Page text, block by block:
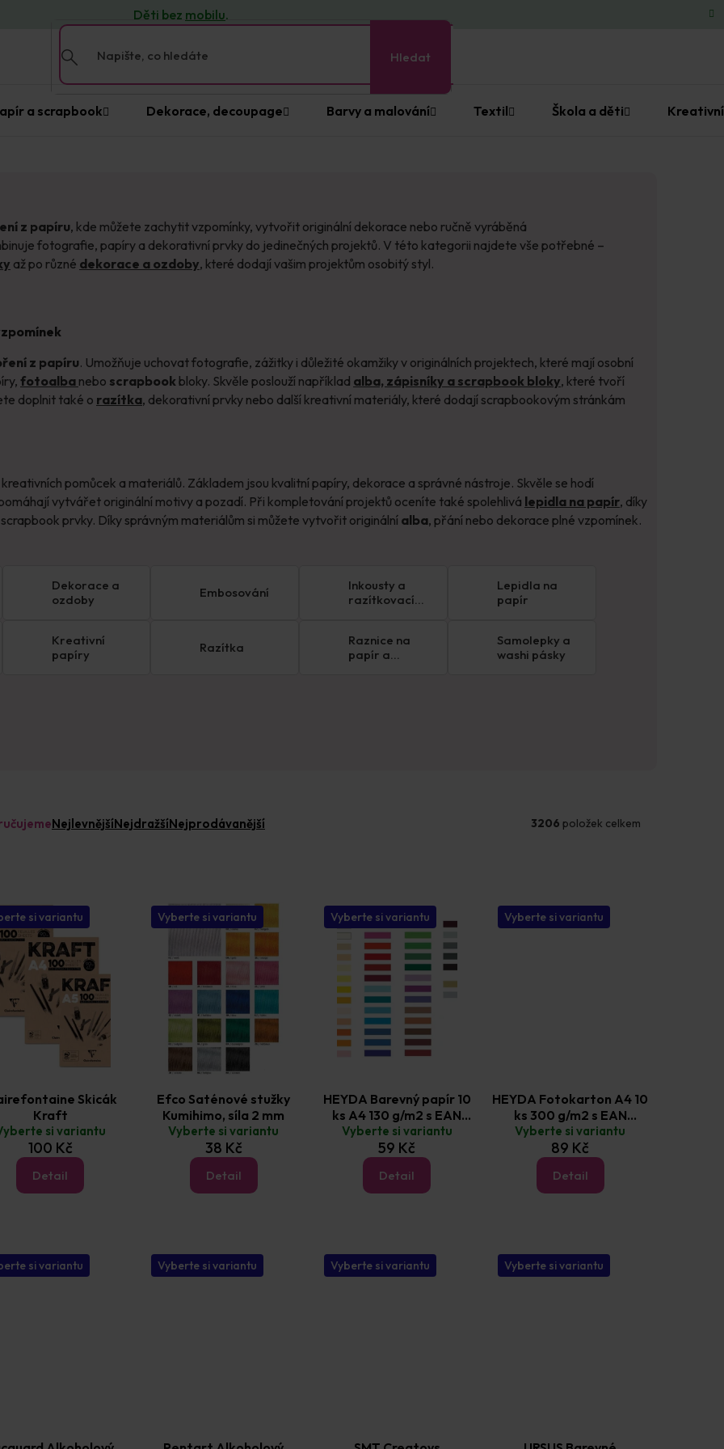
Děti bez mobilu.
Hledat
a scrapbook Dekorace, decoupage Barvy a malování Textil Škola a děti
z papíru, kde můžete zachytit vzpomínky, vytvořit originální dekorace nebo ručně vyráběná
fotografie, papíry a dekorativní prvky do jedinečných projektů. V této kategorii najdete vše potřebné –
až po různé dekorace a ozdoby, které dodají vašim projektům osobitý styl.
z papíru. Umožňuje uchovat fotografie, zážitky i důležité okamžiky v originálních projektech, které mají osobní
fotoalba nebo scrapbook bloky. Skvěle poslouží například alba, zápisníky a scrapbook bloky, které tvoří
doplnit také o razítka, dekorativní prvky nebo další kreativní materiály, které dodají scrapbookovým stránkám
pomůcek a materiálů. Základem jsou kvalitní papíry, dekorace a správné nástroje. Skvěle se hodí
vytvářet originální motivy a pozadí. Při kompletování projektů oceníte také spolehlivá lepidla na papír, díky
prvky. Díky správným materiálům si můžete vytvořit originální alba, přání nebo dekorace plné vzpomínek.
Dekorace a
ozdoby
Embosování
Inkousty a
razítkovací
Lepidla na
papír
Kreativní
papíry
Razítka
Raznice na
papír a
Samolepky a
washi pásky
NejlevnějšíNejdražšíNejprodávanější 3206 položek celkem
si variantu
Skicák
Kraft
si variantu
100 Kč
Detail
Vyberte si variantu
Efco Saténové stužky
Kumihimo, síla 2 mm
Vyberte si variantu
38 Kč
Detail
Vyberte si variantu
HEYDA Barevný papír 10
ks A4 130 g/m2 s EAN
kódem
Vyberte si variantu
59 Kč
Detail
Vyberte si variantu
HEYDA Fotokarton A4 10
ks 300 g/m2 s EAN
kódem
Vyberte si variantu
89 Kč
Detail
si variantu Vyberte si variantu Vyberte si variantu Vyberte si variantu